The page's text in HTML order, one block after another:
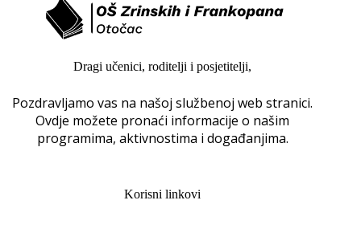
Dragi učenici, roditelji i posjetitelji,
Pozdravljamo vas na našoj službenoj web stranici.
Ovdje možete pronaći informacije o našim
programima, aktivnostima i događanjima.
Korisni linkovi